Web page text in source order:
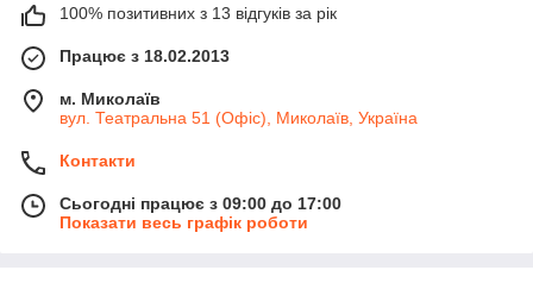
100% позитивних з 13 відгуків за рік
Працює з 18.02.2013
м. Миколаїв
вул. Театральна 51 (Офіс), Миколаїв, Україна
Контакти
Сьогодні працює з 09:00 до 17:00
Показати весь графік роботи